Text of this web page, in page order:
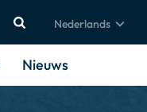
Nederlands
Nieuws